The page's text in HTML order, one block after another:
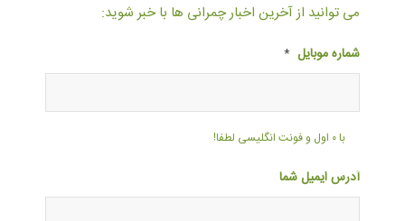
می توانید از آخرین اخبار چمرانی ها با خبر شوید:
شماره موبایل *
با ۰ اول و فونت انگلیسی لطفا!
آدرس ایمیل شما